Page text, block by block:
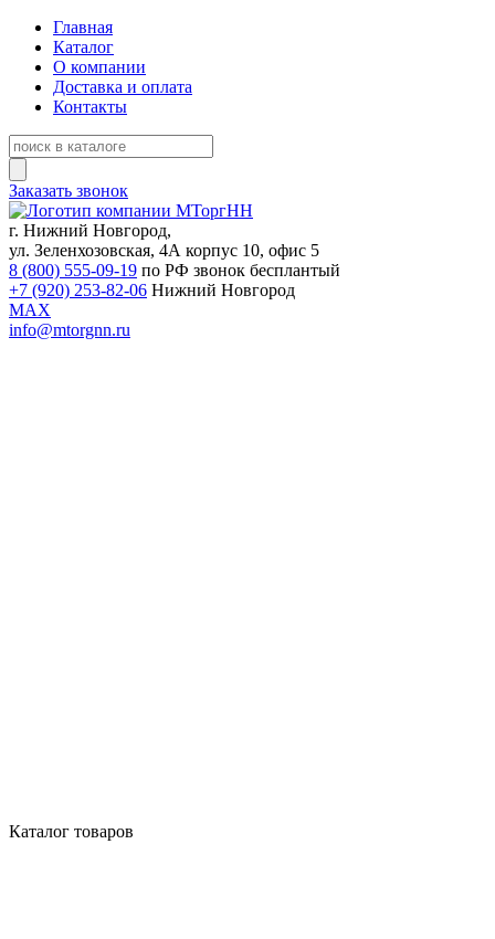
Главная
Каталог
О компании
Доставка и оплата
Контакты
Заказать звонок
г. Нижний Новгород,
ул. Зеленхозовская, 4А корпус 10, офис 5
8 (800) 555-09-19 по РФ звонок бесплантый
+7 (920) 253-82-06 Нижний Новгород
MAX
info@mtorgnn.ru
Каталог товаров